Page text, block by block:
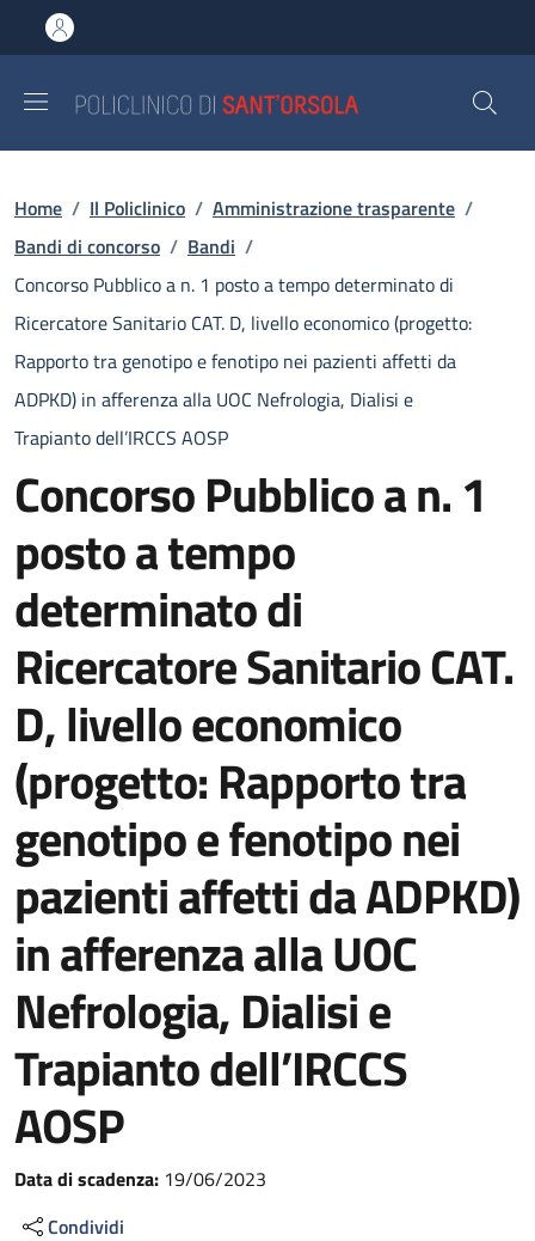
al contenuto principale
to footer content
Briciole di pane
Home / Il Policlinico / Amministrazione trasparente /
Bandi di concorso / Bandi /
Concorso Pubblico a n. 1 posto a tempo determinato di
Ricercatore Sanitario CAT. D, livello economico (progetto:
Rapporto tra genotipo e fenotipo nei pazienti affetti da
ADPKD) in afferenza alla UOC Nefrologia, Dialisi e
Trapianto dell’IRCCS AOSP
Concorso Pubblico a n. 1
posto a tempo
determinato di
Ricercatore Sanitario CAT.
D, livello economico
(progetto: Rapporto tra
genotipo e fenotipo nei
pazienti affetti da ADPKD)
in afferenza alla UOC
Nefrologia, Dialisi e
Trapianto dell’IRCCS
AOSP
Data di scadenza: 19/06/2023
Condividi